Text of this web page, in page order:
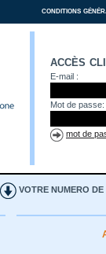
conditions
accès
E-mail :
Mot de passe:
mot de
VOTRE NUMERO DE